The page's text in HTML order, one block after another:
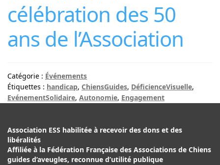
célébration des 50
ans de l’Association
Catégorie : Événements
Étiquettes : handicap, ChiensGuides, DéficienceVisuelle,
EvénementSolidaire, Autonomie, Engagement
Association ESS habilitée à recevoir des dons et des
libéralités
Affiliée à la Fédération Française des Associations de Chiens
guides d’aveugles, reconnue d’utilité publique